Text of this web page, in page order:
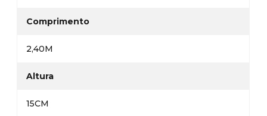
Comprimento
2,40M
Altura
15CM